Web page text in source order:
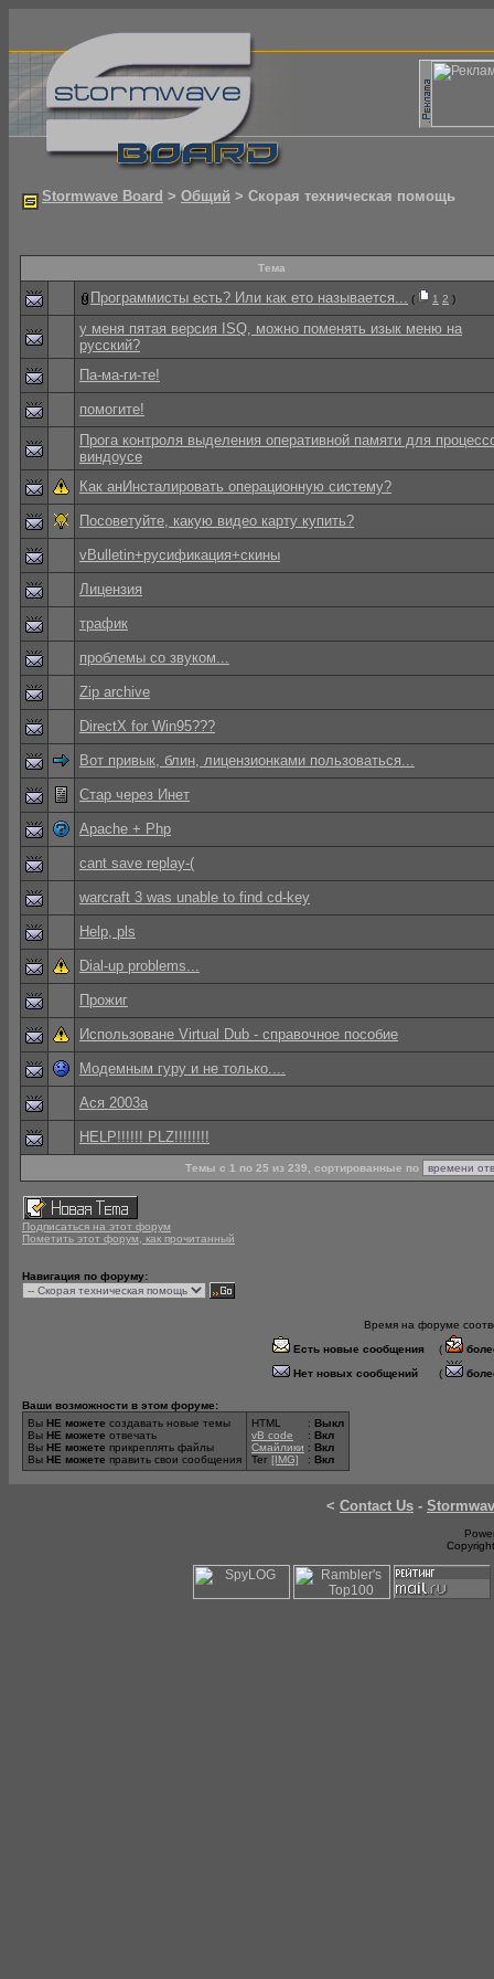
Stormwave Board > Общий > Скорая техническая помощь
Тема
Программисты есть? Или как ето называется... ( 1 2 )
у меня пятая версия ISQ, можно поменять изык меню на
русский?
Па-ма-ги-те!
помогите!
Прога контроля выделения оперативной памяти для
виндоусе
Как анИнсталировать операционную систему?
Посоветуйте, какую видео карту купить?
vBulletin+русификация+скины
Лицензия
трафик
проблемы со звуком...
Zip archive
DirectX for Win95???
Вот привык, блин, лицензионками пользоваться...
Стар через Инет
Apache + Php
cant save replay-(
warcraft 3 was unable to find cd-key
Help, pls
Dial-up problems...
Прожиг
Использоване Virtual Dub - справочное пособие
Модемным гуру и не только....
Ася 2003а
HELP!!!!!! PLZ!!!!!!!!
Темы с 1 по 25 из 239, сортированные по
Подписаться на этот форум
Пометить этот форум, как прочитанный
Навигация по форуму:
Время на форуме
Есть новые сообщения
(
Нет новых сообщений
(
Ваши возможности в этом форуме:
Вы НЕ можете создавать новые темы
Вы НЕ можете отвечать
Вы НЕ можете прикреплять файлы
Вы НЕ можете править свои сообщения
HTML
vB code
Смайлики
Тег [IMG]
: Выкл
: Вкл
: Вкл
: Вкл
< Contact Us -